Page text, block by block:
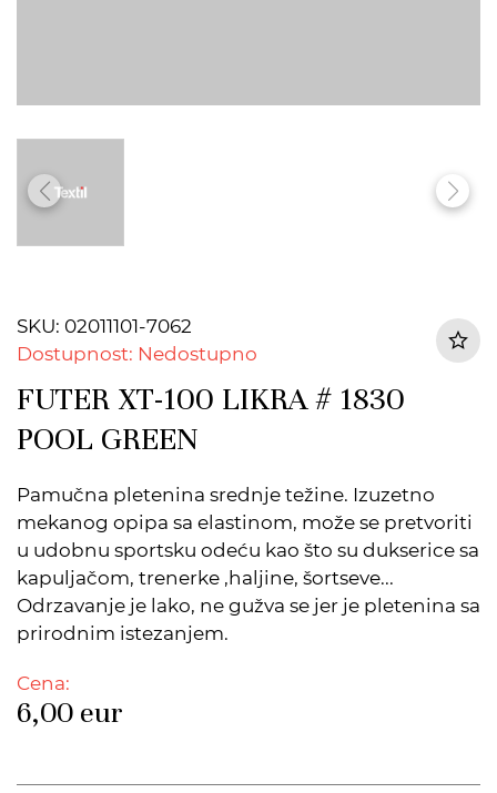
SKU: 02011101-7062
Dostupnost: Nedostupno
FUTER XT-100 LIKRA # 1830
POOL GREEN
Pamučna pletenina srednje težine. Izuzetno
mekanog opipa sa elastinom, može se pretvoriti
u udobnu sportsku odeću kao što su dukserice sa
kapuljačom, trenerke ,haljine, šortseve...
Odrzavanje je lako, ne gužva se jer je pletenina sa
prirodnim istezanjem.
Cena:
6,00 eur